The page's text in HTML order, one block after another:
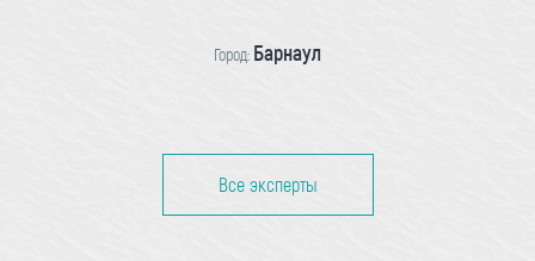
Город: Барнаул
Все эксперты